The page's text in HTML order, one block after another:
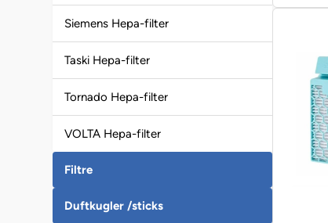
Siemens Hepa-filter
Taski Hepa-filter
Tornado Hepa-filter
VOLTA Hepa-filter
Filtre
Duftkugler /sticks